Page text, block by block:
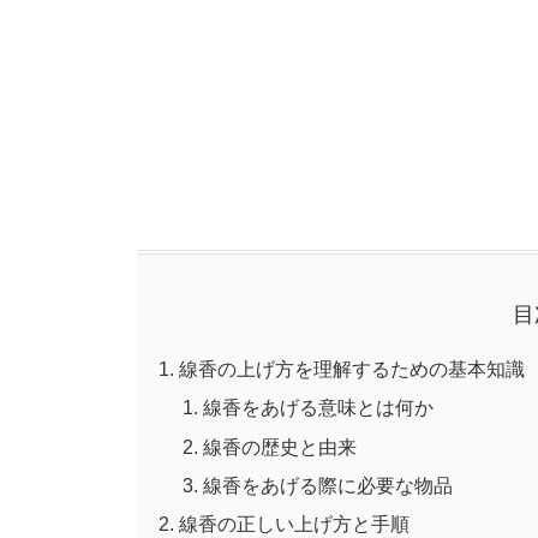
線香の上げ方を理解するための基本知識
線香をあげる意味とは何か
線香の歴史と由来
線香をあげる際に必要な物品
線香の正しい上げ方と手順